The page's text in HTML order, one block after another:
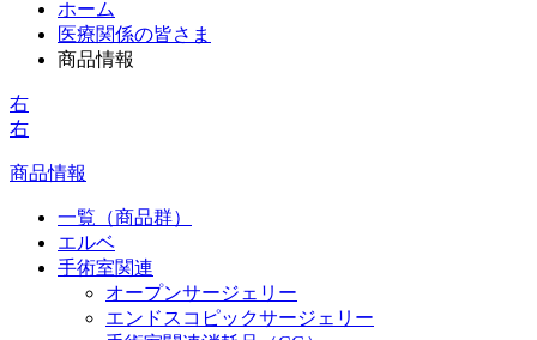
ホーム
医療関係の皆さま
商品情報
右
右
商品情報
一覧（商品群）
エルベ
手術室関連
オープンサージェリー
エンドスコピックサージェリー